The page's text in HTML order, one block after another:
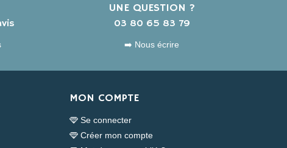
UNE QUESTION ?
03 80 65 83 79
➡️ Nous écrire
MON COMPTE
Se connecter
Créer mon compte